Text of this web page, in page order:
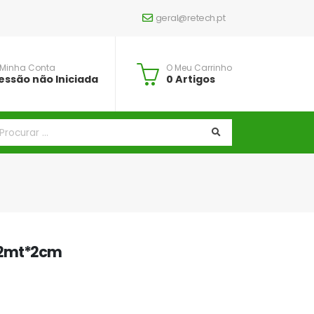
geral@retech.pt
Conta
não Iniciada
O Meu Carrinho
0 Artigos